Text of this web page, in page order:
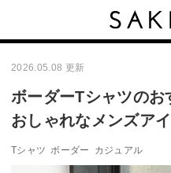
2026.05.08 更新
ボーダーTシャツのお
おしゃれなメンズア
Tシャツ ボーダー カジュアル